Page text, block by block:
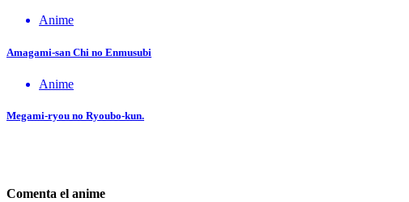
Anime
Amagami-san Chi no Enmusubi
Anime
Megami-ryou no Ryoubo-kun.
Comenta el anime